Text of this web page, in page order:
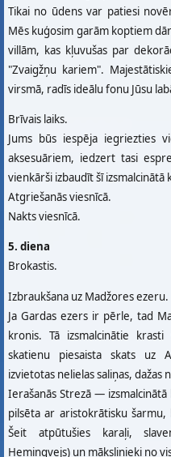
Tikai no ūdens var patiesi
Mēs kuģosim garām koptiem
villām, kas kļuvušas par
"Zvaigžņu kariem".
virsmā, radīs ideālu fonu Jūsu
Brīvais laiks.
Jums būs iespēja iegriezties
aksesuāriem, iedzert tasi
vienkārši izbaudīt šī
Atgriešanās viesnīcā.
Nakts viesnīcā.
5. diena
Brokastis.
Izbraukšana uz Madžores ezeru.
Ja Gardas ezers ir pērle, tad
kronis. Tā izsmalcinātie
skatienu piesaista skats uz
izvietotas nelielas saliņas,
Ierašanās Strezā —
pilsēta ar aristokrātisku
Šeit atpūtušies karaļi,
Hemingvejs) un mākslinieki no